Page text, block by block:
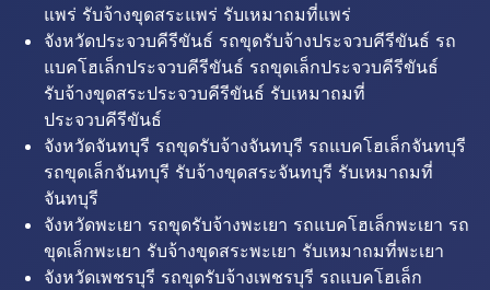
แพร่ รับจ้างขุดสระแพร่ รับเหมาถมที่แพร่
จังหวัดประจวบคีรีขันธ์ รถขุดรับจ้างประจวบคีรีขันธ์ รถ
แบคโฮเล็กประจวบคีรีขันธ์ รถขุดเล็กประจวบคีรีขันธ์
รับจ้างขุดสระประจวบคีรีขันธ์ รับเหมาถมที่
ประจวบคีรีขันธ์
จังหวัดจันทบุรี รถขุดรับจ้างจันทบุรี รถแบคโฮเล็กจันทบุรี
รถขุดเล็กจันทบุรี รับจ้างขุดสระจันทบุรี รับเหมาถมที่
จันทบุรี
จังหวัดพะเยา รถขุดรับจ้างพะเยา รถแบคโฮเล็กพะเยา รถ
ขุดเล็กพะเยา รับจ้างขุดสระพะเยา รับเหมาถมที่พะเยา
จังหวัดเพชรบุรี รถขุดรับจ้างเพชรบุรี รถแบคโฮเล็ก